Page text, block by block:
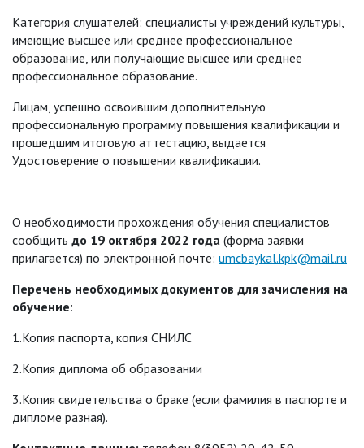
Категория слушателей: специалисты учреждений культуры,
имеющие высшее или среднее профессиональное
образование, или получающие высшее или среднее
профессиональное образование.
Лицам, успешно освоившим дополнительную
профессиональную программу повышения квалификации и
прошедшим итоговую аттестацию, выдается
Удостоверение о повышении квалификации.
О необходимоcти прохождения обучения специалистов
сообщить до 19 октября 2022 года (форма заявки
прилагается) по электронной почте: umcbaykal.kpk@mail.ru
Перечень необходимых документов для зачисления на
обучение:
1.Копия паспорта, копия СНИЛС
2.Копия диплома об образовании
3.Копия свидетельства о браке (если фамилия в паспорте и
дипломе разная).